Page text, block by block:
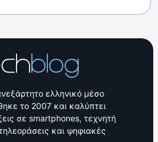
ελληνικό μέσο
το 2007 και καλύπτει
σε smartphones, τεχνητή
και ψηφιακές